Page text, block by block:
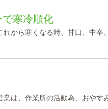
寒冷順化
から寒くなる時、甘口、中辛
業は、作業所の活動為、おやす